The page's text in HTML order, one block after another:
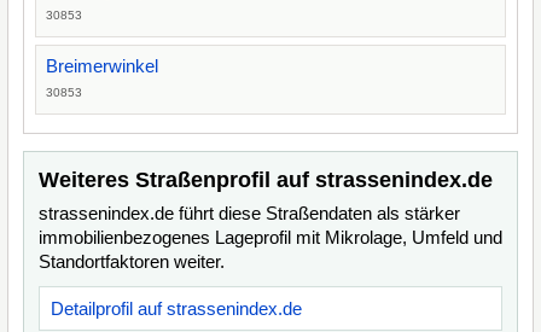
30853
Breimerwinkel
30853
Weiteres Straßenprofil auf strassenindex.de
strassenindex.de führt diese Straßendaten als stärker
immobilienbezogenes Lageprofil mit Mikrolage, Umfeld und
Standortfaktoren weiter.
Detailprofil auf strassenindex.de